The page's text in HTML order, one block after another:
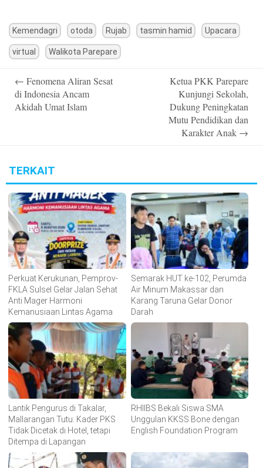
Kemendagri otoda Rujab tasmin hamid Upacara
virtual Walikota Parepare
navigation
← Fenomena Aliran Sesat
di Indonesia Ancam
Akidah Umat Islam
Ketua PKK Parepare
Kunjungi Sekolah,
Dukung Peningkatan
Mutu Pendidikan dan
Karakter Anak →
TERKAIT
Perkuat Kerukunan, Pemprov-
FKLA Sulsel Gelar Jalan Sehat
Anti Mager Harmoni
Kemanusiaan Lintas Agama
Semarak HUT ke-102, Perumda
Air Minum Makassar dan
Karang Taruna Gelar Donor
Darah
Lantik Pengurus di Takalar,
Mallarangan Tutu: Kader PKS
Tidak Dicetak di Hotel, tetapi
Ditempa di Lapangan
RHIIBS Bekali Siswa SMA
Unggulan KKSS Bone dengan
English Foundation Program